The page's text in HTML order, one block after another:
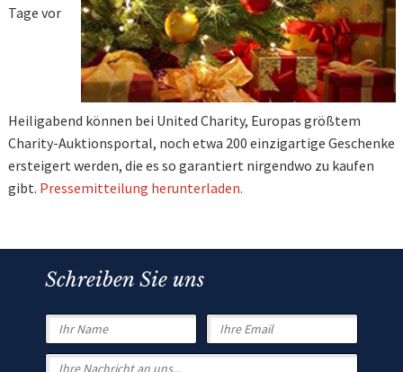
Tage vor
Heiligabend können bei United Charity, Europas größtem
Charity-Auktionsportal, noch etwa 200 einzigartige Geschenke
ersteigert werden, die es so garantiert nirgendwo zu kaufen
gibt. Pressemitteilung herunterladen.
Schreiben Sie uns